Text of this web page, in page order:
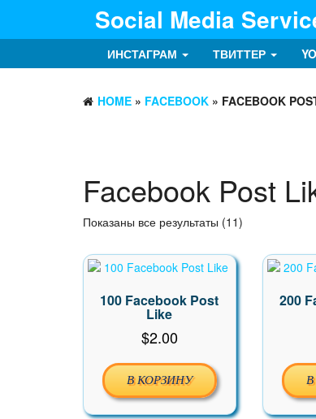
Social Media
ИНСТАГРАМ ТВИТТЕР
HOME » FACEBOOK » FACEBOOK
Facebook Post
Показаны все результаты (11)
возрастанию
100 Facebook Post
Like
$2.00
В КОРЗИНУ
200